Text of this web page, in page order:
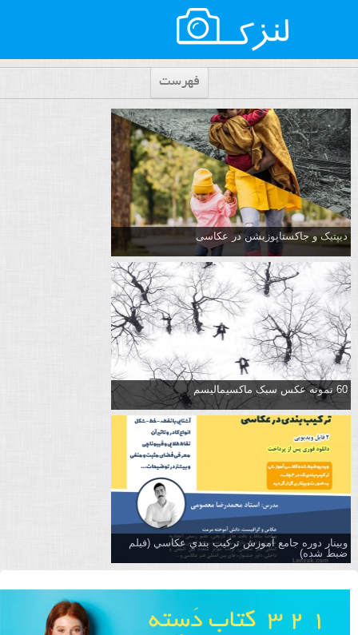
فهرست
دیپتیک و جاکستا‌پوزیشن در عکاسی
60 نمونه عکس سبک ماکسیمالیسم
وبینار دوره جامع آموزش تركيب بندي عكاسي (فیلم
ضبط شده)